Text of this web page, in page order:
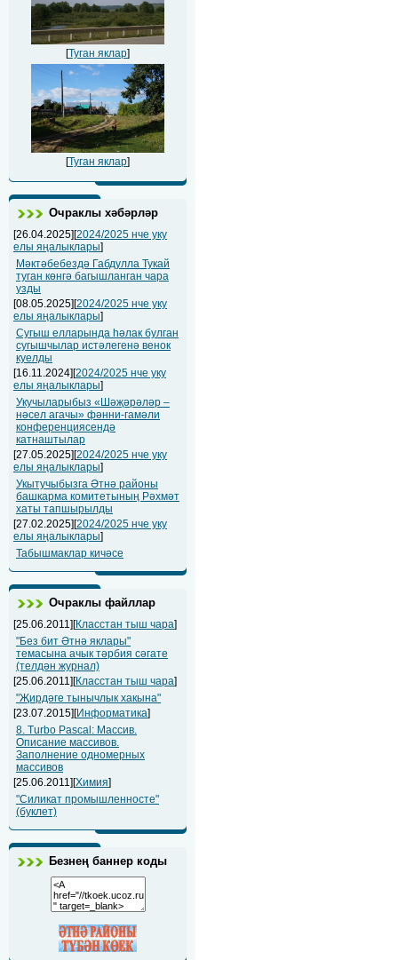
[Туган яклар]
[Туган яклар]
Очраклы хәбәрләр
[26.04.2025][2024/2025 нче уку
елы яңалыклары]
Мәктәбебездә Габдулла Тукай
туган көнгә багышланган чара
узды
[08.05.2025][2024/2025 нче уку
елы яңалыклары]
Сугыш елларында һәлак булган
сугышчылар истәлегенә венок
куелды
[16.11.2024][2024/2025 нче уку
елы яңалыклары]
Укучыларыбыз «Шәҗәрәләр –
нәсел агачы» фәнни-гамәли
конференциясендә
катнаштылар
[27.05.2025][2024/2025 нче уку
елы яңалыклары]
Укытучыбызга Әтнә районы
башкарма комитетының Рәхмәт
хаты тапшырылды
[27.02.2025][2024/2025 нче уку
елы яңалыклары]
Табышмаклар кичәсе
Очраклы файллар
[25.06.2011][Класстан тыш чара]
"Без бит Әтнә яклары"
темасына ачык тәрбия сәгате
(телдән журнал)
[25.06.2011][Класстан тыш чара]
"Җирдәге тынычлык хакына"
[23.07.2015][Информатика]
8. Turbo Pascal: Массив.
Описание массивов.
Заполнение одномерных
массивов
[25.06.2011][Химия]
"Силикат промышленносте"
(буклет)
Безнең баннер коды